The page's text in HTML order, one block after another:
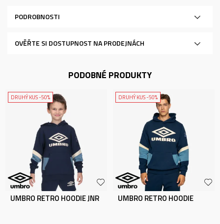
PODROBNOSTI
OVĚŘTE SI DOSTUPNOST NA PRODEJNÁCH
PODOBNÉ PRODUKTY
DRUHÝ KUS -50%
UMBRO RETRO HOODIE JNR
DRUHÝ KUS -50%
UMBRO RETRO HOODIE